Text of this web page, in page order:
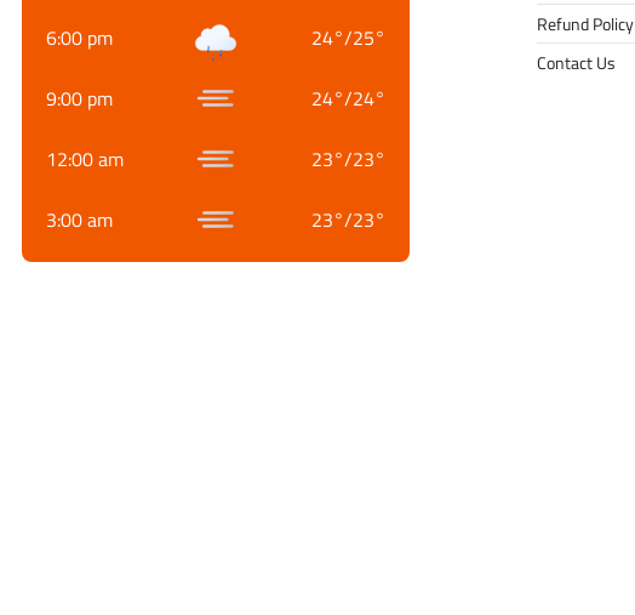
6:00 pm 24°/25°
9:00 pm 24°/24°
12:00 am 23°/23°
3:00 am 23°/23°
Refund Policy
Contact Us